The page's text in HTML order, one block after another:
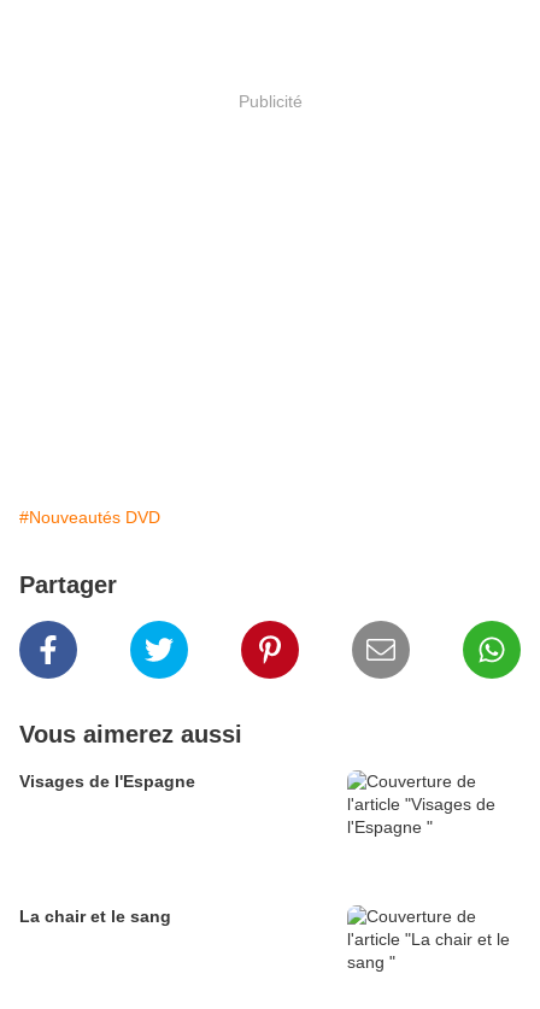
Publicité
#Nouveautés DVD
Partager
Vous aimerez aussi
Visages de l'Espagne
La chair et le sang